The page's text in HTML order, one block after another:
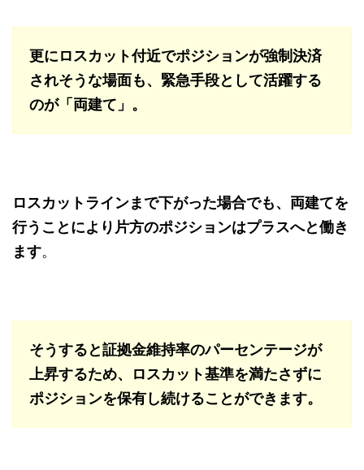
更にロスカット付近でポジションが強制決済
されそうな場面も、緊急手段として活躍する
のが「両建て」。
ロスカットラインまで下がった場合でも、両建てを
行うことにより片方のポジションはプラスへと働き
ます。
そうすると証拠金維持率のパーセンテージが
上昇するため、ロスカット基準を満たさずに
ポジションを保有し続けることができます。